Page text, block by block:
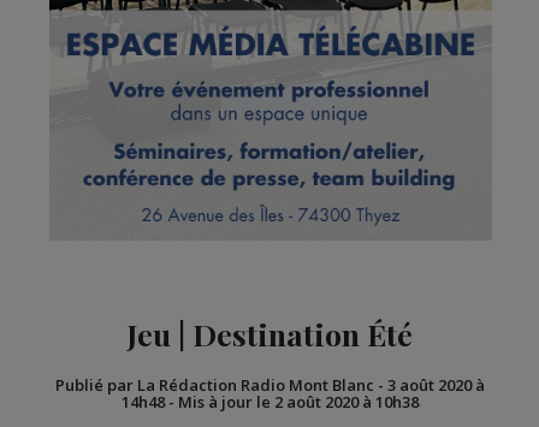
Jeu | Destination Été
Publié par La Rédaction Radio Mont Blanc - 3 août 2020 à
14h48- Mis à jour le 2 août 2020 à 10h38